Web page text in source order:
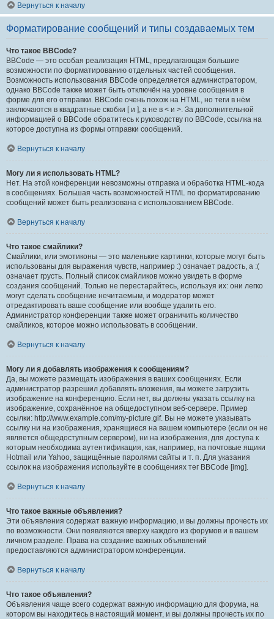
Вернуться к началу
Форматирование сообщений и типы создаваемых тем
Что такое BBCode?
BBCode — это особая реализация HTML, предлагающая большие
возможности по форматированию отдельных частей сообщения.
Возможность использования BBCode определяется администратором,
однако BBCode также может быть отключён на уровне сообщения в
форме для его отправки. BBCode очень похож на HTML, но теги в нём
заключаются в квадратные скобки [ и ], а не в < и >. За дополнительной
информацией о BBCode обратитесь к руководству по BBCode, ссылка на
которое доступна из формы отправки сообщений.
Вернуться к началу
Могу ли я использовать HTML?
Нет. На этой конференции невозможны отправка и обработка HTML-кода
в сообщениях. Большая часть возможностей HTML по форматированию
сообщений может быть реализована с использованием BBCode.
Вернуться к началу
Что такое смайлики?
Смайлики, или эмотиконы — это маленькие картинки, которые могут быть
использованы для выражения чувств, например :) означает радость, а :(
означает грусть. Полный список смайликов можно увидеть в форме
создания сообщений. Только не перестарайтесь, используя их: они легко
могут сделать сообщение нечитаемым, и модератор может
отредактировать ваше сообщение или вообще удалить его.
Администратор конференции также может ограничить количество
смайликов, которое можно использовать в сообщении.
Вернуться к началу
Могу ли я добавлять изображения к сообщениям?
Да, вы можете размещать изображения в ваших сообщениях. Если
администратор разрешил добавлять вложения, вы можете загрузить
изображение на конференцию. Если нет, вы должны указать ссылку на
изображение, сохранённое на общедоступном веб-сервере. Пример
ссылки: http://www.example.com/my-picture.gif. Вы не можете указывать
ссылку ни на изображения, хранящиеся на вашем компьютере (если он не
является общедоступным сервером), ни на изображения, для доступа к
которым необходима аутентификация, как, например, на почтовые ящики
Hotmail или Yahoo, защищённые паролями сайты и т. п. Для указания
ссылок на изображения используйте в сообщениях тег BBCode [img].
Вернуться к началу
Что такое важные объявления?
Эти объявления содержат важную информацию, и вы должны прочесть их
по возможности. Они появляются вверху каждого из форумов и в вашем
личном разделе. Права на создание важных объявлений
предоставляются администратором конференции.
Вернуться к началу
Что такое объявления?
Объявления чаще всего содержат важную информацию для форума, на
котором вы находитесь в настоящий момент, и вы должны прочесть их по